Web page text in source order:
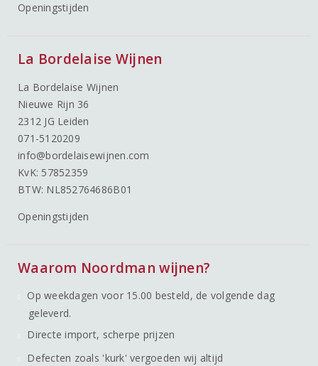
Openingstijden
La Bordelaise Wijnen
La Bordelaise Wijnen
Nieuwe Rijn 36
2312 JG Leiden
071-5120209
info@bordelaisewijnen.com
KvK: 57852359
BTW: NL852764686B01
Openingstijden
Waarom Noordman wijnen?
Op weekdagen voor 15.00 besteld, de volgende dag
geleverd.
Directe import, scherpe prijzen
Defecten zoals 'kurk' vergoeden wij altijd